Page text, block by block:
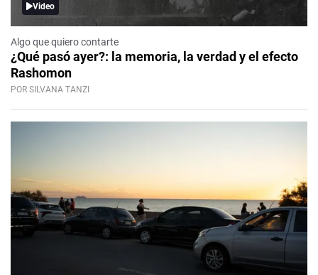
Video
Algo que quiero contarte
¿Qué pasó ayer?: la memoria, la verdad y el efecto
Rashomon
POR SILVANA TANZI